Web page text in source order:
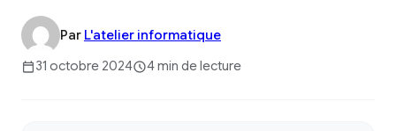
Par L'atelier informatique
31 octobre 2024
4 min de lecture